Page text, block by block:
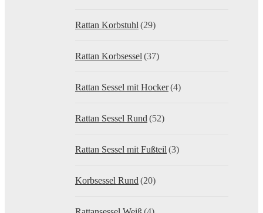
Rattan Korbstuhl (29)
Rattan Korbsessel (37)
Rattan Sessel mit Hocker(4)
Rattan Sessel Rund (52)
Rattan Sessel mit Fußteil (3)
Korbsessel Rund (20)